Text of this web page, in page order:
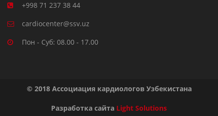
+998 71 237 38 44
cardiocenter@ssv.uz
Пон - Суб: 08.00 - 17.00
© 2018 Ассоциация кардиологов Узбекистана
Разработка сайта Light Solutions